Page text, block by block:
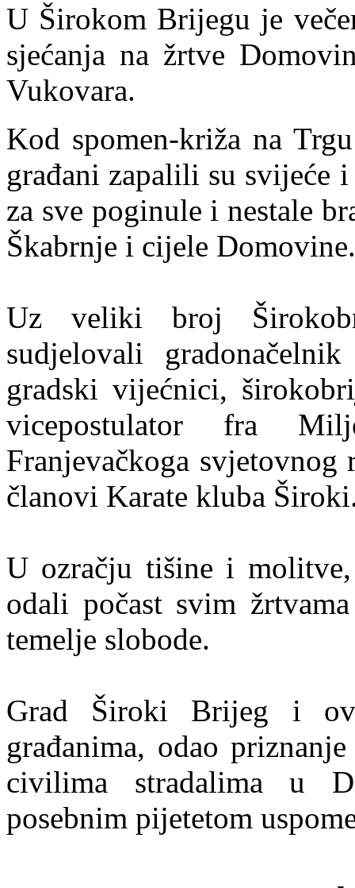
U Širokom Brijegu je
sjećanja na žrtve
Vukovara.
Kod spomen-križa na
građani zapalili su
za sve poginule i nestale
Škabrnje i cijele Domovine.
Uz veliki broj
sudjelovali
gradski vijećnici,
vicepostulator fra
Franjevačkoga
članovi Karate kluba
U ozračju tišine i
odali počast svim
temelje slobode.
Grad Široki Brijeg i
građanima, odao
civilima stradalima u
posebnim pijetetom